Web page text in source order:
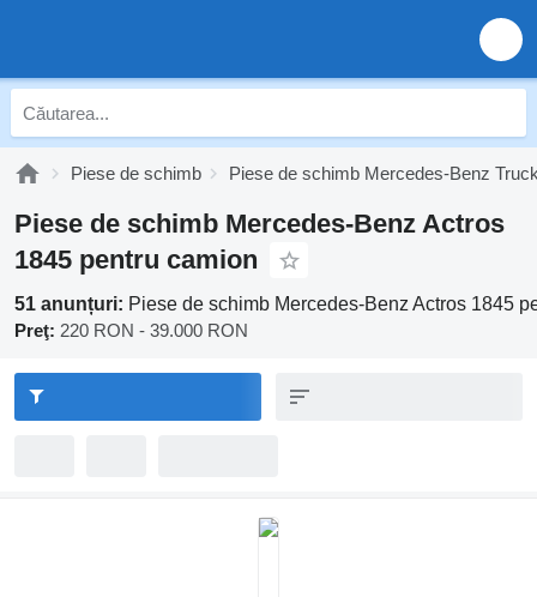
Piese de schimb Piese de schimb Mercedes-Benz
Piese de schimb Mercedes-Benz Actros
1845 pentru camion
51 anunțuri: Piese de schimb Mercedes-Benz Actros 1845
Preţ: 220 RON - 39.000 RON